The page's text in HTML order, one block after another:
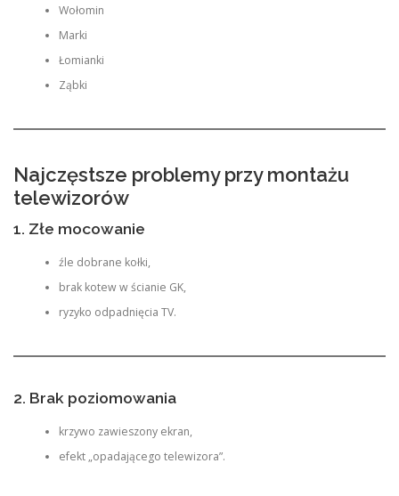
Wołomin
Marki
Łomianki
Ząbki
Najczęstsze problemy przy montażu
telewizorów
1. Złe mocowanie
źle dobrane kołki,
brak kotew w ścianie GK,
ryzyko odpadnięcia TV.
2. Brak poziomowania
krzywo zawieszony ekran,
efekt „opadającego telewizora”.